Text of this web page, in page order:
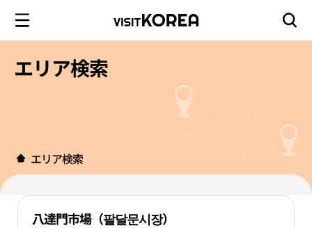
エリア検索
エリア検索
八達門市場（팔달문시장）